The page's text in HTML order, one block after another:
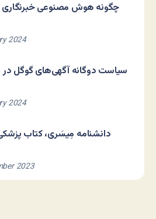
چگونه هوش مصنوعی خبرنگاری
2024
سیاست دوگانه آگهی‌های گوگل در
2024
دانشنامه مِیسَری، کتاب
2023